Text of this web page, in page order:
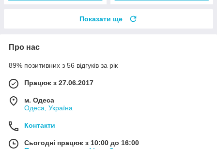
Показати ще
Про нас
89% позитивних з 56 відгуків за рік
Працює з 27.06.2017
м. Одеса
Одеса, Україна
Контакти
Сьогодні працює з 10:00 до 16:00